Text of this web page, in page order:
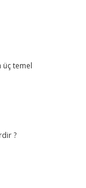
üç temel
?